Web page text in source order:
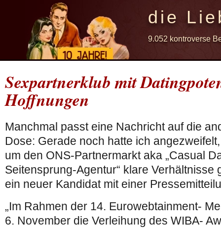
die
9.052 kontroverse
Sexpartnerklub mit
Hoffnungen
Manchmal passt eine Nachricht auf die
Dose: Gerade noch hatte ich
um den ONS-Partnermarkt aka „Casual
Seitensprung-Agentur“ klare Verhältnisse
ein neuer Kandidat mit einer
„Im Rahmen der 14. Eurowebtainment-
6. November die Verleihung des WIBA-